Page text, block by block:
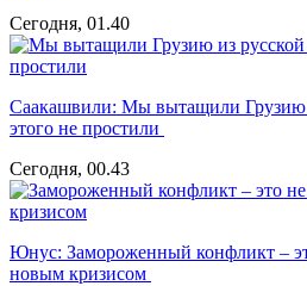
Сегодня, 01.40
Саакашвили: Мы вытащили Грузию
этого не простили
Сегодня, 00.43
Юнус: Замороженный конфликт –
новым кризисом